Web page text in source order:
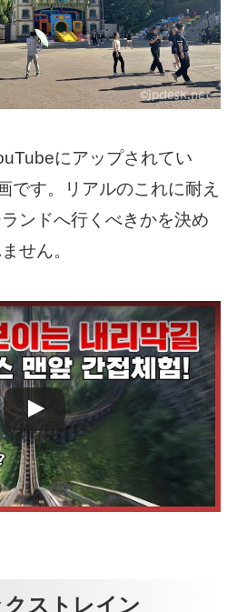
にアップされてい
です。リアルのこれに耐え
ンドへ行くべきかを決め
せん。
ストレイン